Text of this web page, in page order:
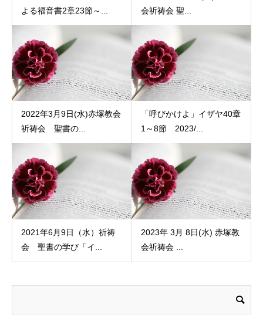
よる福音書2章23節～...
会祈祷会 聖...
2022年3月9日(水)赤塚教会
祈祷会 聖書の...
「呼びかけよ」イザヤ40章
1～8節 2023/...
2021年6月9日（水）祈祷
会 聖書の学び「イ...
2023年 3月 8日(水) 赤塚教
会祈祷会 ...